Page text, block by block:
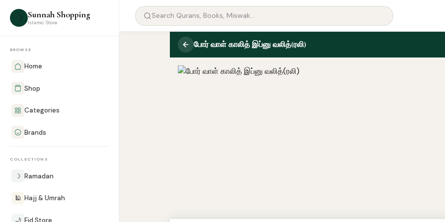
☽ Sunnah Shopping
Islamic Store
BROWSE
Home
Shop
Categories
Brands
COLLECTIONS
☽ Ramadan
🕌 Hajj & Umrah
🌙 Eid Store
போர் வாள் காலித் இப்னு வலித்(ரலி)